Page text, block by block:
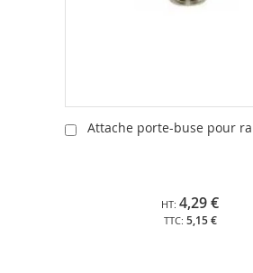
Attache porte-buse pour
5,15 €
4,29 €
Ajouter